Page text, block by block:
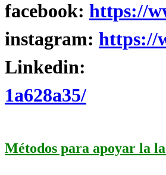
facebook: https://
instagram: https://
Linkedin:
1a628a35/
Métodos para apoyar la